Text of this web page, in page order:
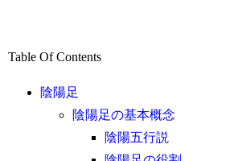
Table Of Contents
陰陽足
陰陽足の基本概念
陰陽五行説